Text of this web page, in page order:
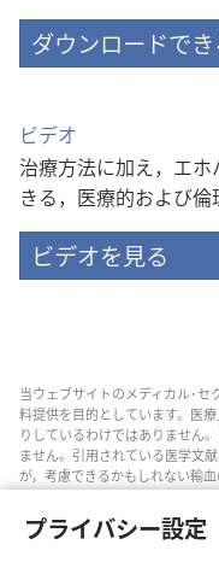
プライバシー設定
ダウンロードで
ビデオ
治療方法に加え，エ
きる，医療的および倫
ビデオを見る
当ウェブサイトのメディカル･
料提供を目的としています。医
りしているわけではありません
ません。引用されている医学文
が，考慮できるかもしれない輸
新情報に通じるようにし，患者
康状態，意思，価値観，信条に
されている方法すべてがどの患